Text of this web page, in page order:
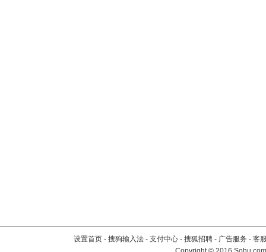
设置首页 - 搜狗输入法 - 支付中心 - 搜狐招聘 - 广告服务 - 客